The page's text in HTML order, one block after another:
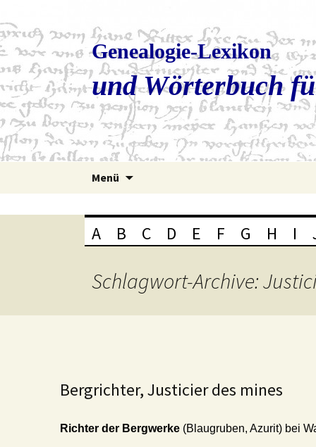
Genealogie-Lexikon
und Wörterbuch
Menü
A B C D E F G H I
Schlagwort-Archive:
Bergrichter, Justicier des mines
Richter der Bergwerke (Blaugruben, Azurit) bei